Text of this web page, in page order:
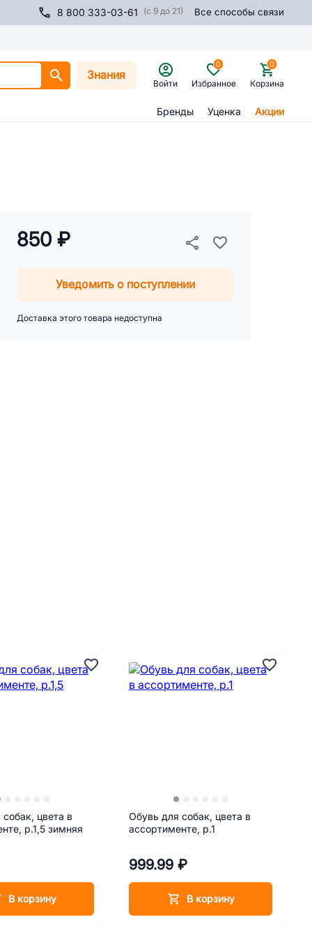
8 800 333-03-61 (с 9 до 21) Все способы связи
Знания
Войти Избранное
0
Корзина
0
Бренды Уценка Акции
850 ₽
Уведомить о поступлении
Доставка этого товара недоступна
цвета в
р.1,5 зимняя
В корзину
Обувь для собак, цвета в
ассортименте, р.1
999.99 ₽
В корзину